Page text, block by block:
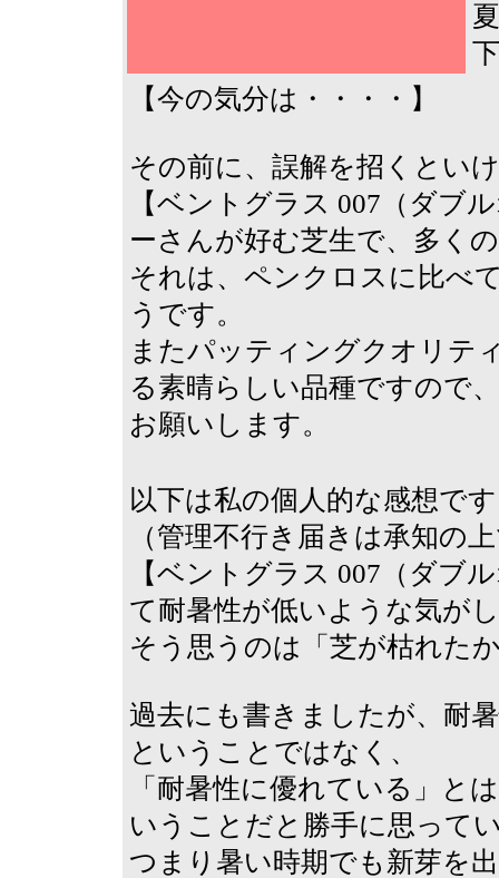
【今の気分は・・・・】
その前に、誤解を招くとい
【ベントグラス 007（ダブ
ーさんが好む芝生で、多く
それは、ペンクロスに比べ
うです。
またパッティングクオリテ
る素晴らしい品種ですので
お願いします。
以下は私の個人的な感想で
（管理不行き届きは承知の
【ベントグラス 007（ダブ
て耐暑性が低いような気が
そう思うのは「芝が枯れた
過去にも書きましたが、耐
ということではなく、
「耐暑性に優れている」と
いうことだと勝手に思って
つまり暑い時期でも新芽を